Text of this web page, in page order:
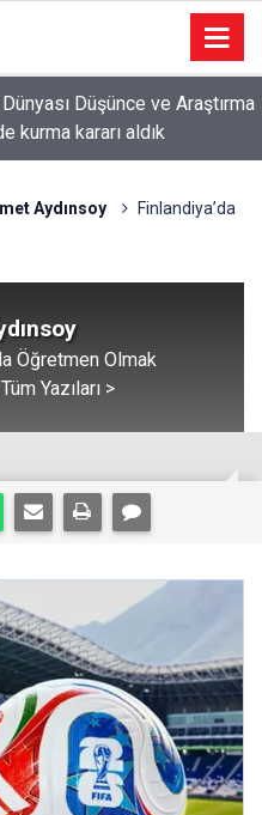
Düşünce ve Araştırma
kurma kararı aldık
Aydınsoy
Finlandiya’da
Öğretmen Olmak
Yazıları >